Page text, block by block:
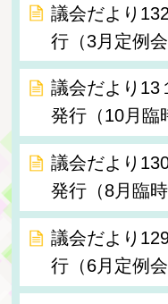
議会だより
行（3月定例会
議会だより
発行（10月臨
議会だより
発行（8月臨
議会だより
行（6月定例会